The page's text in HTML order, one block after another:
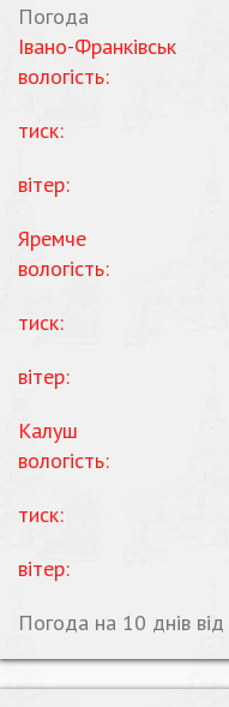
Погода
Івано-Франківськ
вологість:
тиск:
вітер:
Яремче
вологість:
тиск:
вітер:
Калуш
вологість:
тиск:
вітер:
Погода на 10 днів від